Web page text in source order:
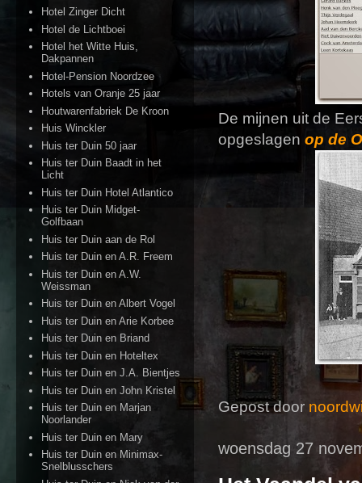
De mijnen uit de
opgeslagen op de
Gepost door
woensdag 27
Hotel Zinger Dicht
Hotel de Lichtboei
Hotel het Witte Huis,
Dakpannen
Hotel-Pension Noordzee
Hotels van Oranje 25 jaar
Houtwarenfabriek De Kroon
Huis Winckler
Huis ter Duin 50 jaar
Huis ter Duin Baadt in het
Licht
Huis ter Duin Hotel Atlantico
Huis ter Duin Midget-
Golfbaan
Huis ter Duin aan de Rol
Huis ter Duin en A.R. Freem
Huis ter Duin en A.W.
Weissman
Huis ter Duin en Albert Vogel
Huis ter Duin en Arie Korbee
Huis ter Duin en Briand
Huis ter Duin en Hoteltex
Huis ter Duin en J.A. Bientjes
Huis ter Duin en John Kristel
Huis ter Duin en Marjan
Noorlander
Huis ter Duin en Mary
Huis ter Duin en Minimax-
Snelblusschers